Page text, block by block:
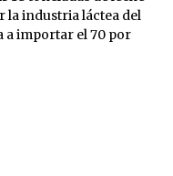
la industria láctea del
a importar el 70 por